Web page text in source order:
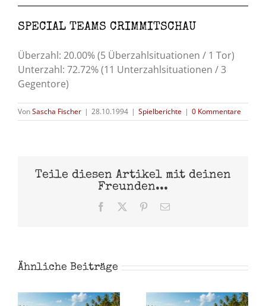
SPECIAL TEAMS CRIMMITSCHAU
Überzahl: 20.00% (5 Überzahlsituationen / 1 Tor)
Unterzahl: 72.72% (11 Unterzahlsituationen / 3
Gegentore)
VonSascha Fischer | 28.10.1994 | Spielberichte | 0 Kommentare
Teile diesen Artikel mit deinen
Freunden...
Facebook Pinterest
E-
Ähnliche Beiträge